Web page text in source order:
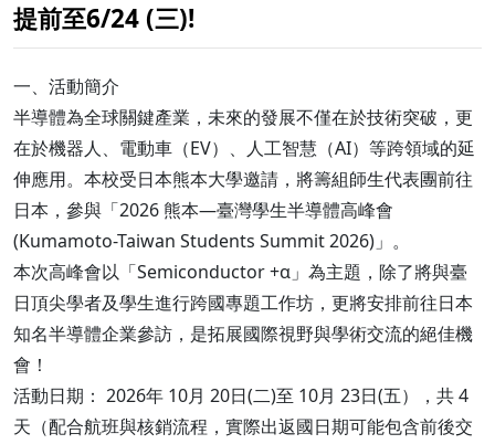
提前至6/24 (三)!
一、活動簡介
半導體為全球關鍵產業，未來的發展不僅在於技術突破，更
在於機器人、電動車（EV）、人工智慧（AI）等跨領域的延
伸應用。本校受日本熊本大學邀請，將籌組師生代表團前往
日本，參與「2026 熊本—臺灣學生半導體高峰會
(Kumamoto-Taiwan Students Summit 2026)」。
本次高峰會以「Semiconductor +α」為主題，除了將與臺
日頂尖學者及學生進行跨國專題工作坊，更將安排前往日本
知名半導體企業參訪，是拓展國際視野與學術交流的絕佳機
會！
活動日期： 2026年 10月 20日(二)至 10月 23日(五），共 4
天（配合航班與核銷流程，實際出返國日期可能包含前後交